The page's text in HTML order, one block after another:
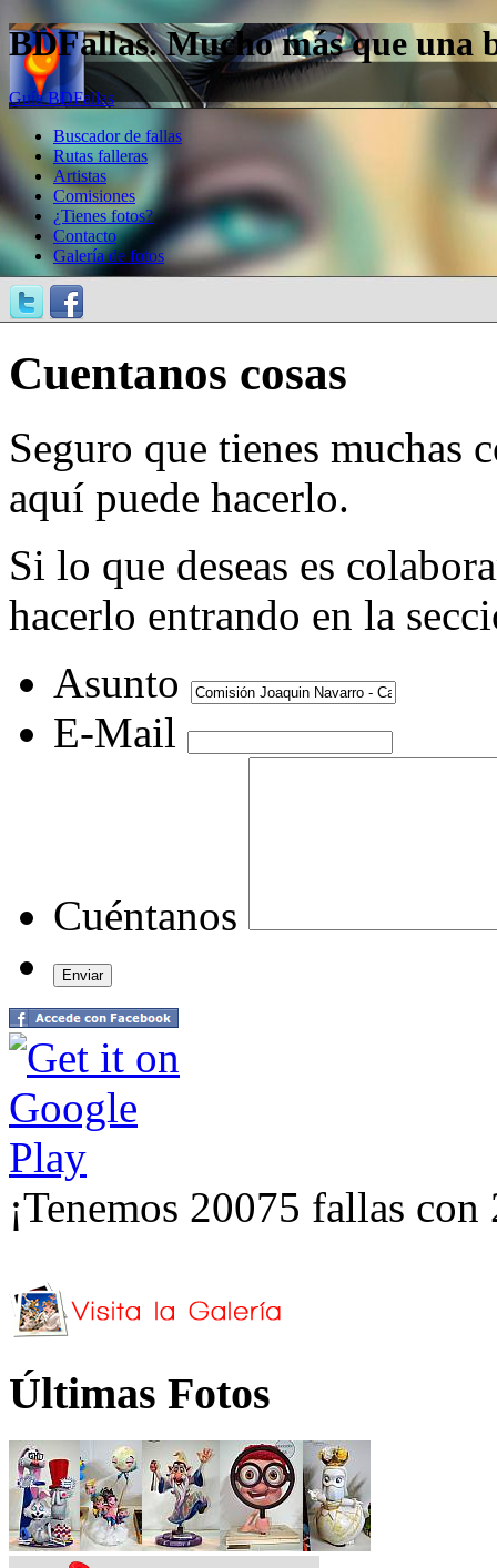
BDFallas. Mucho más que una
Guía BDFallas
Buscador de fallas
Rutas falleras
Artistas
Comisiones
¿Tienes fotos?
Contacto
Galería de fotos
Cuentanos cosas
Seguro que tienes muchas
aquí puede hacerlo.
Si lo que deseas es
hacerlo entrando en la
Asunto
E-Mail
Cuéntanos
¡Tenemos 20075 fallas
Últimas Fotos